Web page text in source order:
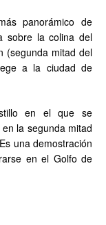
panorámico de
sobre la colina del
(segunda mitad del
a la ciudad de
en el que se
la segunda mitad
una demostración
en el Golfo de